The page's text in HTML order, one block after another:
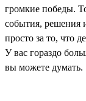
громкие победы.
события, решения
просто за то, что
У вас гораздо
вы можете думать.